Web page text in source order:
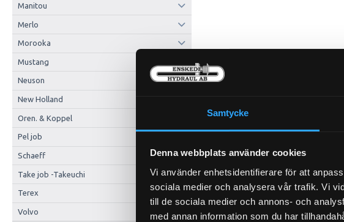
Samtycke
Denna webbplats använder cookies
Vi använder enhetsidentifierare för att
sociala medier och analysera vår trafik. Vi
till de sociala medier och annons- och
med annan information som du har
Manitou
Merlo
Morooka
Mustang
Neuson
New Holland
Oren. & Koppel
Pel job
Schaeff
Take job -Takeuchi
Terex
Volvo